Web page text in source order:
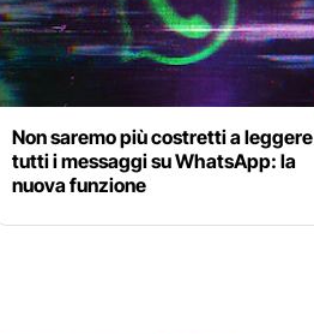
Non saremo più costretti a leggere
tutti i messaggi su WhatsApp: la
nuova funzione